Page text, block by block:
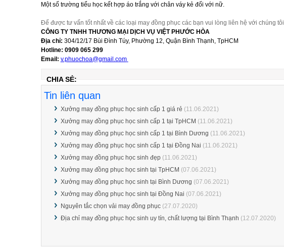
Một số trường tiểu học kết hợp áo trắng với chân váy kẻ đối với nữ.
Để được tư vấn tốt nhất về các loại may đồng phục các bạn vui lòng liên hệ với chúng tôi
CÔNG TY TNHH THƯƠNG MẠI DỊCH VỤ VIỆT PHƯỚC HÒA
Địa chỉ: 304/12/17 Bùi Đình Túy, Phường 12, Quận Bình Thạnh, TpHCM
Hotline: 0909 065 299
Email: v.phuochoa@gmail.com
CHIA SẺ:
Tin liên quan
Xưởng may đồng phục học sinh cấp 1 giá rẻ (11.06.2021)
Xưởng may đồng phục học sinh cấp 1 tại TpHCM (11.06.2021)
Xưởng may đồng phục học sinh cấp 1 tại Bình Dương (11.06.2021)
Xưởng may đồng phục học sinh cấp 1 tại Đồng Nai (11.06.2021)
Xưởng may đồng phục học sinh đẹp(11.06.2021)
Xưởng may đồng phục học sinh tại TpHCM (07.06.2021)
Xưởng may đồng phục học sinh tại Bình Dương (07.06.2021)
Xưởng may đồng phục học sinh tại Đồng Nai (07.06.2021)
Nguyên tắc chọn vải may đồng phục(27.07.2020)
Địa chỉ may đồng phục học sinh uy tín, chất lượng tại Bình Thạnh (12.07.2020)